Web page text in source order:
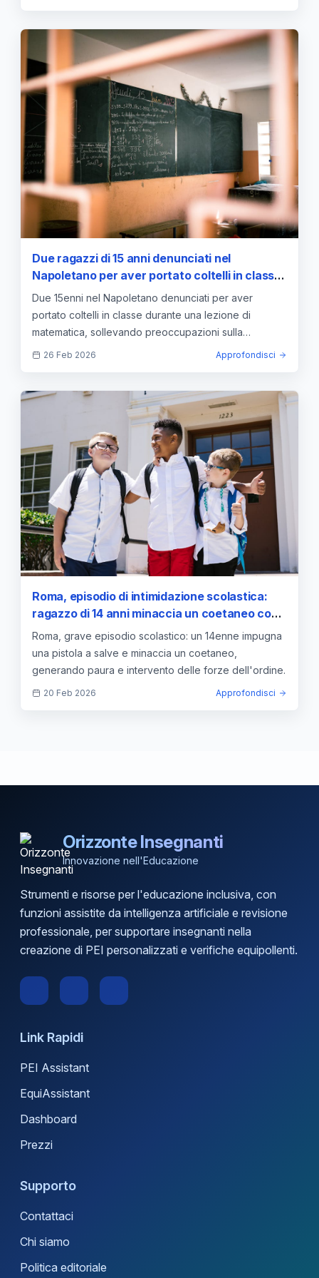
Due ragazzi di 15 anni denunciati nel
Napoletano per aver portato coltelli in classe
durante le lezioni di matematica
Due 15enni nel Napoletano denunciati per aver
portato coltelli in classe durante una lezione di
matematica, sollevando preoccupazioni sulla
sicurezza scolastica.
26 Feb 2026 Approfondisci
Roma, episodio di intimidazione scolastica:
ragazzo di 14 anni minaccia un coetaneo con
una pistola a salve
Roma, grave episodio scolastico: un 14enne impugna
una pistola a salve e minaccia un coetaneo,
generando paura e intervento delle forze dell'ordine.
20 Feb 2026 Approfondisci
Orizzonte Insegnanti
Innovazione nell'Educazione
Strumenti e risorse per l'educazione inclusiva, con
funzioni assistite da intelligenza artificiale e revisione
professionale, per supportare insegnanti nella
creazione di PEI personalizzati e verifiche equipollenti.
Link Rapidi
PEI Assistant
EquiAssistant
Dashboard
Prezzi
Supporto
Contattaci
Chi siamo
Politica editoriale